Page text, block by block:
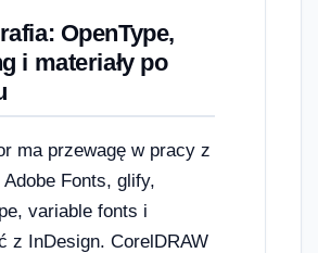
OpenType,
i materiały po
ma przewagę w pracy z
Fonts, glify,
variable fonts i
z InDesign. CorelDRAW